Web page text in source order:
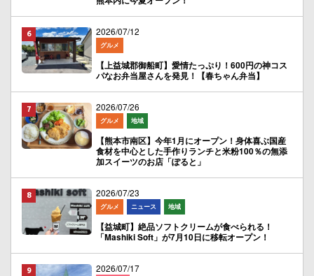
2026/07/12
グルメ
【上益城郡御船町】愛情たっぷり！600円の神コス
パなお弁当屋さんを発見！【春ちゃん弁当】
2026/07/26
グルメ 地域
【熊本市南区】今年1月にオープン！身体喜ぶ国産
食材を中心とした手作りランチと米粉100％の無添
加スイーツのお店「ぽると」
2026/07/23
グルメ ニュース 地域
【益城町】絶品ソフトクリームが食べられる！
「Mashiki Soft」が7月10日に移転オープン！
2026/07/17